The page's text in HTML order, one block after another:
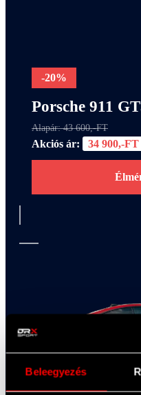
Beleegyezés
-20%
Porsche 911
Alapár: 43 600,-FT
Akciós ár: 34 900,-FT